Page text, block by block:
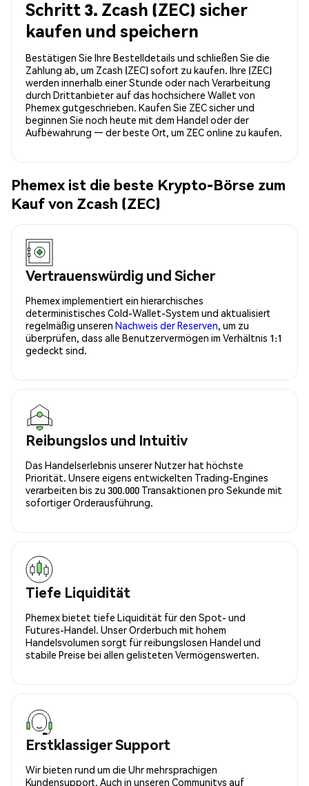
Schritt 3. Zcash (ZEC) sicher
kaufen und speichern
Bestätigen Sie Ihre Bestelldetails und schließen Sie die
Zahlung ab, um Zcash (ZEC) sofort zu kaufen. Ihre (ZEC)
werden innerhalb einer Stunde oder nach Verarbeitung
durch Drittanbieter auf das hochsichere Wallet von
Phemex gutgeschrieben. Kaufen Sie ZEC sicher und
beginnen Sie noch heute mit dem Handel oder der
Aufbewahrung — der beste Ort, um ZEC online zu kaufen.
Phemex ist die beste Krypto-Börse zum
Kauf von Zcash (ZEC)
Vertrauenswürdig und Sicher
Phemex implementiert ein hierarchisches
deterministisches Cold-Wallet-System und aktualisiert
regelmäßig unseren Nachweis der Reserven, um zu
überprüfen, dass alle Benutzervermögen im Verhältnis 1:1
gedeckt sind.
Reibungslos und Intuitiv
Das Handelserlebnis unserer Nutzer hat höchste
Priorität. Unsere eigens entwickelten Trading-Engines
verarbeiten bis zu 300.000 Transaktionen pro Sekunde mit
sofortiger Orderausführung.
Tiefe Liquidität
Phemex bietet tiefe Liquidität für den Spot- und
Futures-Handel. Unser Orderbuch mit hohem
Handelsvolumen sorgt für reibungslosen Handel und
stabile Preise bei allen gelisteten Vermögenswerten.
Erstklassiger Support
Wir bieten rund um die Uhr mehrsprachigen
Kundensupport. Auch in unseren Communitys auf